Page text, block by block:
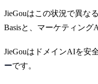
JieGouはこの状況で異な
Basisと、マーケティング
JieGouはドメインAIを安
ーです。